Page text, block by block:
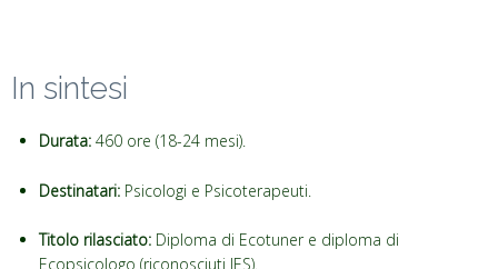
In sintesi
Durata: 460 ore (18-24 mesi).
Destinatari: Psicologi e Psicoterapeuti.
Titolo rilasciato: Diploma di Ecotuner e diploma di
Ecopsicologo (riconosciuti IES).